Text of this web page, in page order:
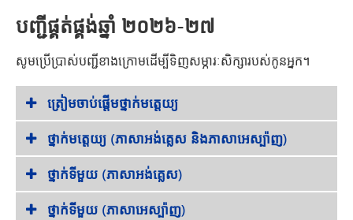
បញ្ជីផ្គត់ផ្គង់ឆ្នាំ ២០២៦-២៧
សូមប្រើប្រាស់បញ្ជីខាងក្រោមដើម្បីទិញសម្ភារៈសិក្សារបស់កូនអ្នក។
ត្រៀមចាប់ផ្តើមថ្នាក់មត្តេយ្យ
ថ្នាក់មត្តេយ្យ (ភាសាអង់គ្លេស និងភាសាអេស្ប៉ាញ)
ថ្នាក់ទីមួយ (ភាសាអង់គ្លេស)
ថ្នាក់ទីមួយ (ភាសាអេស្ប៉ាញ)